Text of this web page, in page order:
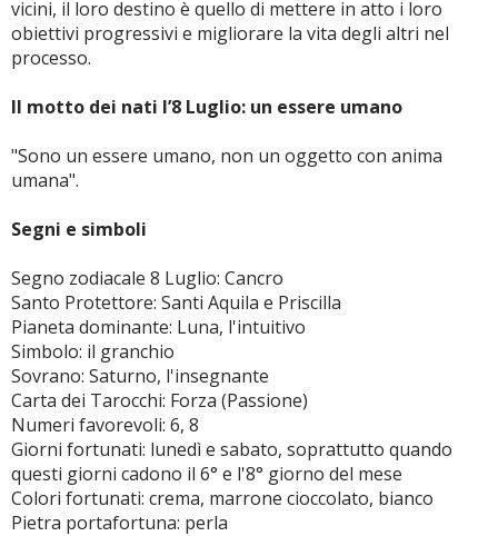
vicini, il loro destino è quello di mettere in atto i loro
obiettivi progressivi e migliorare la vita degli altri nel
processo.
Il motto dei nati l’8 Luglio: un essere umano
"Sono un essere umano, non un oggetto con anima
umana".
Segni e simboli
Segno zodiacale 8 Luglio: Cancro
Santo Protettore: Santi Aquila e Priscilla
Pianeta dominante: Luna, l'intuitivo
Simbolo: il granchio
Sovrano: Saturno, l'insegnante
Carta dei Tarocchi: Forza (Passione)
Numeri favorevoli: 6, 8
Giorni fortunati: lunedì e sabato, soprattutto quando
questi giorni cadono il 6° e l'8° giorno del mese
Colori fortunati: crema, marrone cioccolato, bianco
Pietra portafortuna: perla